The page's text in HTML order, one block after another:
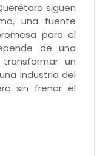
siguen
una fuente
para el
de una
un
industria del
sin frenar el